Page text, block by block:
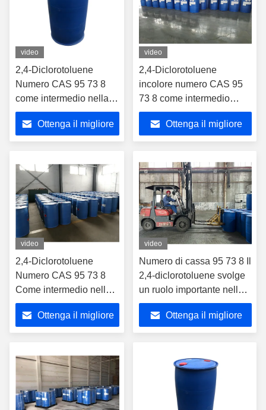
video
2,4-Diclorotoluene
Numero CAS 95 73 8
come intermedio nella
produzione farmaceutica
per la sintesi di vari
farmaci
Ottenga il migliore
video
2,4-Diclorotoluene
incolore numero CAS 95
73 8 come intermedio
nella sintesi di erbicidi
Ottenga il migliore
video
2,4-Diclorotoluene
Numero CAS 95 73 8
Come intermedio nella
produzione di coloranti e
pigmentiOttenga il migliore
video
Numero di cassa 95 73 8 Il
2,4-diclorotoluene svolge
un ruolo importante nella
sintesi chimica
Ottenga il migliore